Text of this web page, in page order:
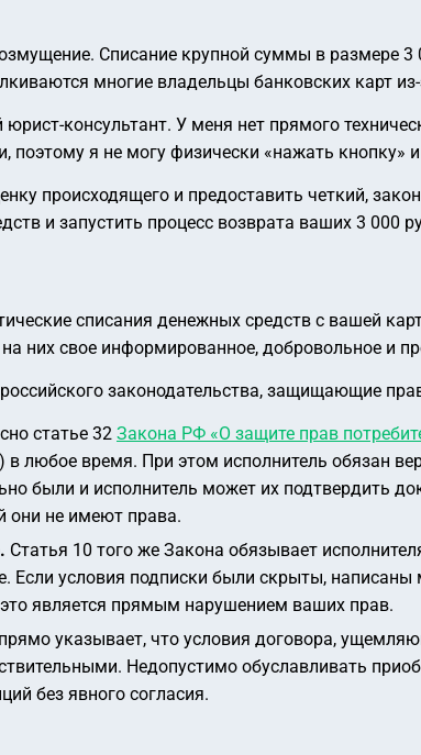
Списание крупной суммы в размере
многие владельцы банковских карт
консультант. У меня нет прямого
поэтому я не могу физически «нажать кнопку»
происходящего и предоставить четкий,
и запустить процесс возврата ваших 3 000
списания денежных средств с вашей
них свое информированное, добровольное и
законодательства, защищающие
статье 32 Закона РФ «О защите прав
в любое время. При этом исполнитель обязан
были и исполнитель может их подтвердить
они не имеют права.
Статья 10 того же Закона обязывает
Если условия подписки были скрыты,
является прямым нарушением ваших прав.
указывает, что условия договора,
Недопустимо обуславливать
без явного согласия.